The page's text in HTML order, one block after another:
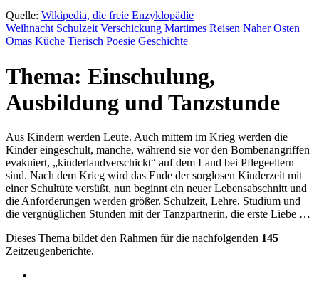
Quelle: Wikipedia, die freie Enzyklopädie
Weihnacht Schulzeit Verschickung Martimes Reisen Naher Osten
Omas Küche Tierisch Poesie Geschichte
Thema: Einschulung,
Ausbildung und Tanzstunde
Aus Kindern werden Leute. Auch mittem im Krieg werden die
Kinder eingeschult, manche, während sie vor den Bombenangriffen
evakuiert,
kinderlandverschickt
auf dem Land bei Pflegeeltern
sind. Nach dem Krieg wird das Ende der sorglosen Kinderzeit mit
einer Schultüte versüßt, nun beginnt ein neuer Lebensabschnitt und
die Anforderungen werden größer. Schulzeit, Lehre, Studium und
die vergnüglichen Stunden mit der Tanzpartnerin, die erste Liebe …
Dieses Thema bildet den Rahmen für die nachfolgenden 145
Zeitzeugenberichte.